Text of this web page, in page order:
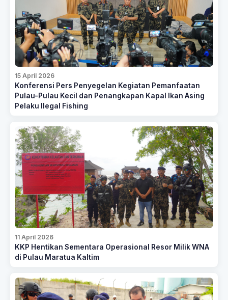
15 April 2026
Konferensi Pers Penyegelan Kegiatan Pemanfaatan
Pulau-Pulau Kecil dan Penangkapan Kapal Ikan Asing
Pelaku Ilegal Fishing
11 April 2026
KKP Hentikan Sementara Operasional Resor Milik WNA
di Pulau Maratua Kaltim